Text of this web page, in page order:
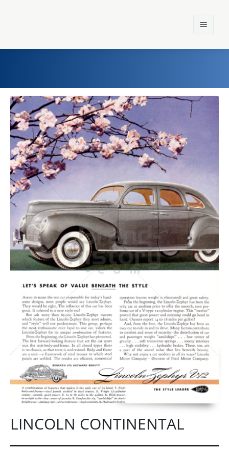
Home
Einst und Heute
Marken
Konzerne
Epoche
LINCOLN CONTINENTAL